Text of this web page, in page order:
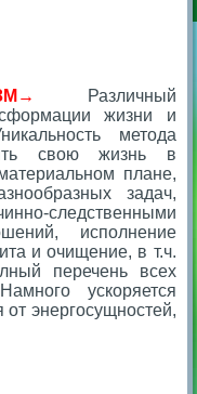
Различный
жизни и
метода
свою жизнь в
плане,
задач,
следственными
исполнение
и очищение, в т.ч.
перечень всех
ускоряется
энергосущностей,